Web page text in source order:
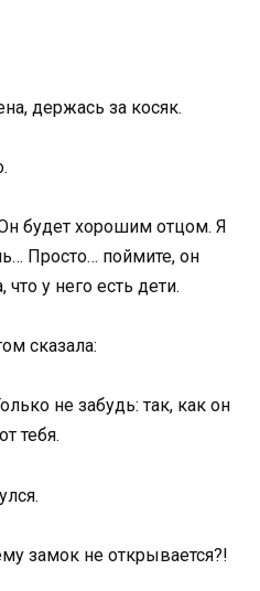
держась за косяк.
будет хорошим отцом. Я
Просто… поймите, он
у него есть дети.
сказала:
не забудь: так, как он
тебя.
замок не открывается?!